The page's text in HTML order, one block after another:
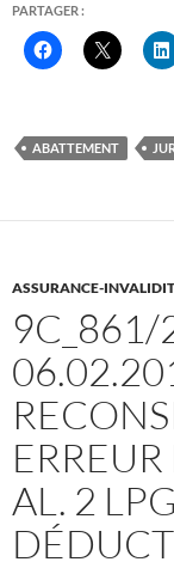
PARTAGER :
ABATTEMENT
ASSURANCE-
9C_861/
AL. 2